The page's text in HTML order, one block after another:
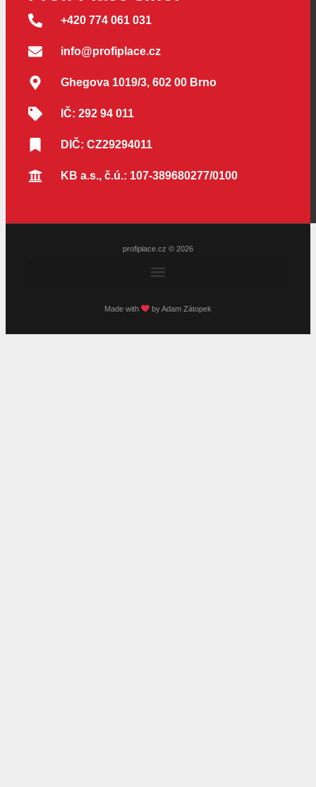
+420 774 061 031
info@profiplace.cz
Ghegova 1019/3, 602 00 Brno
IČ: 292 94 011
DIČ: CZ29294011
KB a.s., č.ú.: 107-389680277/0100
profiplace.cz © 2026
Made with byAdam Zátopek